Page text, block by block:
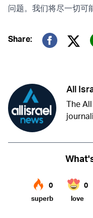
问题。我们将尽一切可
Share:
All
The